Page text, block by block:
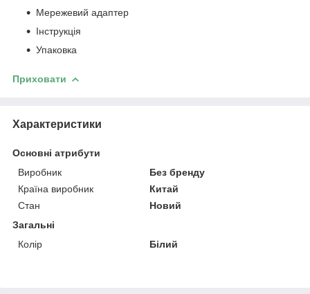
Мережевий адаптер
Інструкція
Упаковка
Приховати
Характеристики
Основні атрибути
Виробник
Без бренду
Країна виробник
Китай
Стан
Новий
Загальні
Колір
Білий